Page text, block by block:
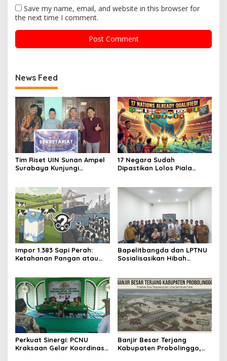
Save my name, email, and website in this browser for
the next time I comment.
News Feed
Tim Riset UIN Sunan Ampel
Surabaya Kunjungi
17 Negara Sudah
Dipastikan Lolos Piala
Impor 1.383 Sapi Perah:
Ketahanan Pangan atau
Bapelitbangda dan LPTNU
Sosialisasikan Hibah
Tinggi
Perkuat Sinergi: PCNU
Kraksaan Gelar Koordinasi
Banjir Besar Terjang
Kabupaten Probolinggo,